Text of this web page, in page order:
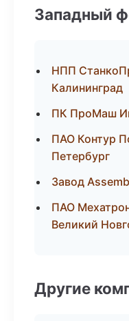
Западный
НПП
Калининград
ПК ПроМаш
ПАО Контур
Петербург
Завод
ПАО
Великий
Другие